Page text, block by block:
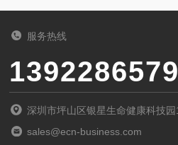
服务热线
深圳市坪山区银星生命健康科技
sales@ecn-business.com